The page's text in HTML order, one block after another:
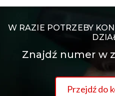
W RAZIE POTRZEBY
Znajdź numer w
Przejdź do